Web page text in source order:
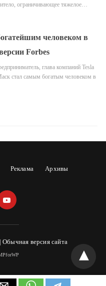
ограничивающее тяжелое…
человеком в
Forbes
глава компаний Tesla
стал самым богатым человеком в
Реклама Архивы
Обычная версия сайта